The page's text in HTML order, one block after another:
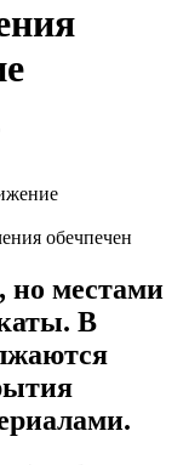
обечпечен
но местами
В